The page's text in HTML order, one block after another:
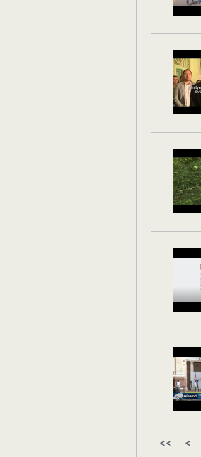
<< <